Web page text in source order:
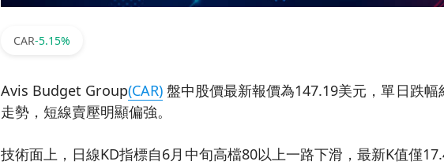
CAR-5.15%
Avis Budget Group(CAR)盤中股價最新報價為147.19美元，單日跌幅
走勢，短線賣壓明顯偏強。
技術面上，日線KD指標自6月中旬高檔80以上一路下滑，最新K值僅